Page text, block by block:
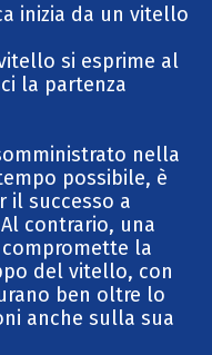
inizia da un vitello
si esprime al
la partenza
nella
possibile, è
il successo a
contrario, una
la
del vitello, con
ben oltre lo
anche sulla sua